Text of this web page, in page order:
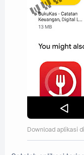
Download aplikasi